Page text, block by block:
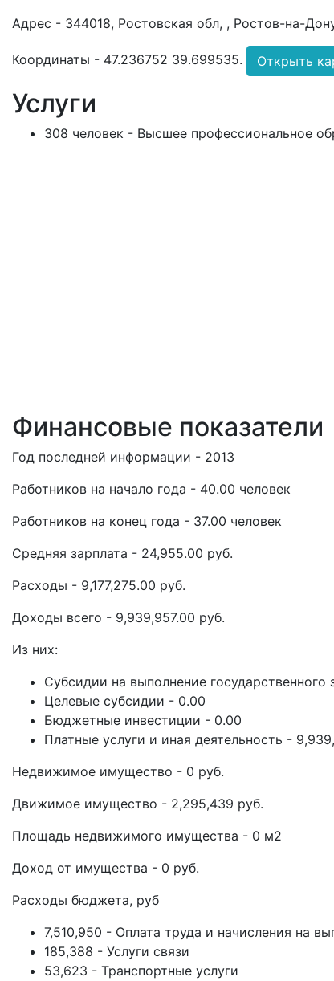
Адрес - 344018, Ростовская обл, , Ростов-на-
Координаты - 47.236752 39.699535. Открыть
Услуги
308 человек - Высшее профессиональное
Финансовые показатели
Год последней информации - 2013
Работников на начало года - 40.00 человек
Работников на конец года - 37.00 человек
Средняя зарплата - 24,955.00 руб.
Расходы - 9,177,275.00 руб.
Доходы всего - 9,939,957.00 руб.
Из них:
Субсидии на выполнение государственного
Целевые субсидии - 0.00
Бюджетные инвестиции - 0.00
Платные услуги и иная деятельность -
Недвижимое имущество - 0 руб.
Движимое имущество - 2,295,439 руб.
Площадь недвижимого имущества - 0 м2
Доход от имущества - 0 руб.
Расходы бюджета, руб
7,510,950 - Оплата труда и начисления на
185,388 - Услуги связи
53,623 - Транспортные услуги